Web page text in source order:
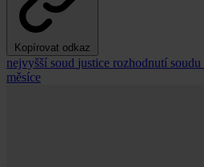
Kopírovat odkaz
nejvyšší soud justice rozhodnutí soudu
měsíce